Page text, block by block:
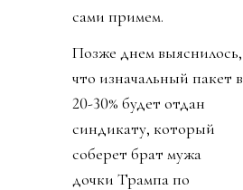
сами примем.
Позже днем выяснилось,
что изначальный пакет в
20-30% будет отдан
синдикату, который
соберет брат мужа
дочки Трампа по